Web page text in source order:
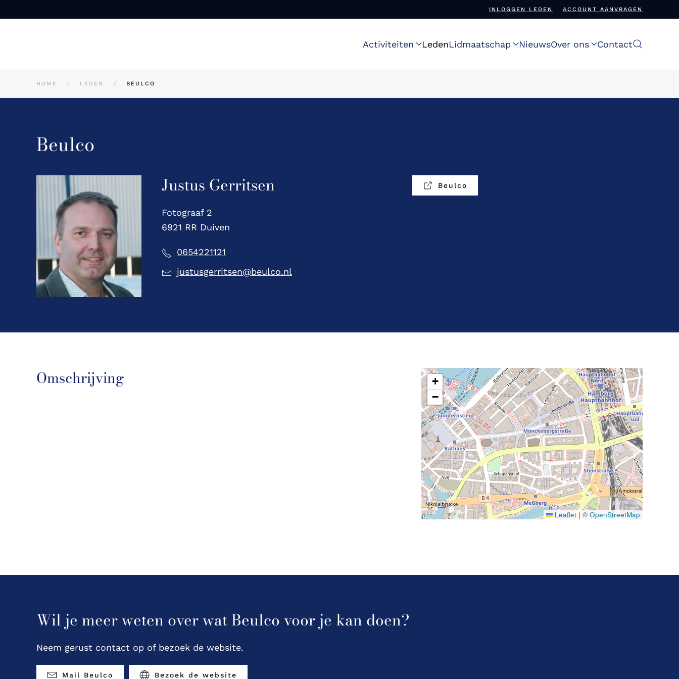
INLOGGEN LEDEN ACCOUNT AANVRAGEN
Activiteiten LedenLidmaatschap NieuwsOver ons Contact
HOME LEDEN BEULCO
Beulco
Justus Gerritsen
Fotograaf 2
6921 RR Duiven
0654221121
justusgerritsen@beulco.nl
Beulco
Omschrijving
+
−
Leaflet | © OpenStreetMap
Wil je meer weten over wat Beulco voor je kan doen?
Neem gerust contact op of bezoek de website.
Mail Beulco Bezoek de website